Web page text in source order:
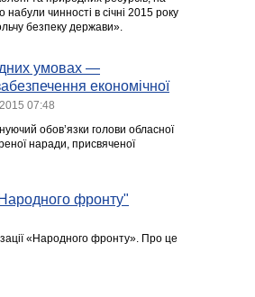
чинності в січні 2015 року
безпеку держави».
умовах —
економічної
07:48
обов’язки голови обласної
наради, присвяченої
фронту"
«Народного фронту». Про це